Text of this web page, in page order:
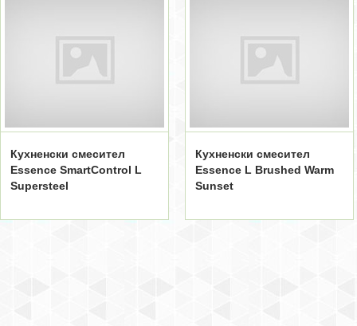
Кухненски смесител
Essence SmartControl L
Supersteel
Кухненски смесител
Essence L Brushed Warm
Sunset